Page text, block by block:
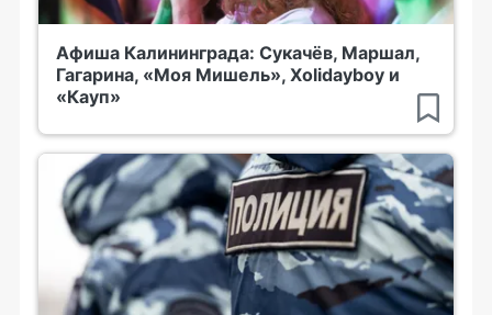
Афиша Калининграда: Сукачёв, Маршал,
Гагарина, «Моя Мишель», Xolidayboy и
«Кауп»